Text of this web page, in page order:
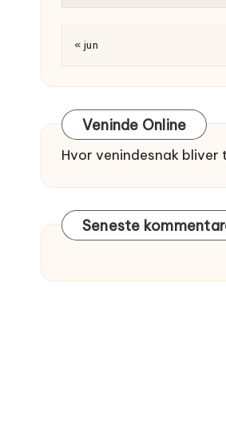
« jun
Veninde Online
Hvor venindesnak bliver
Seneste